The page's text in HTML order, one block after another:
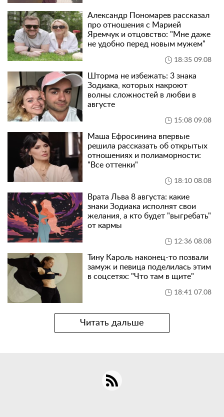
Александр Пономарев рассказал
про отношения с Марией
Яремчук и отцовство: "Мне даже
не удобно перед новым мужем"
18:35 09.08
Шторма не избежать: 3 знака
Зодиака, которых накроют
волны сложностей в любви в
августе
15:08 09.08
Маша Ефросинина впервые
решила рассказать об открытых
отношениях и полиаморности:
"Все оттенки"
18:10 08.08
Врата Льва 8 августа: какие
знаки Зодиака исполнят свои
желания, а кто будет "выгребать"
от кармы
12:36 08.08
Тину Кароль наконец-то позвали
замуж и певица поделилась этим
в соцсетях: "Что там в щите"
18:41 07.08
Читать дальше